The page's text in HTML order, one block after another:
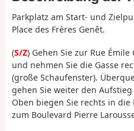
Parkplatz am Start- und
Place des Frères Genêt.
(S/Z) Gehen Sie zur Rue
und nehmen Sie die Gasse
(große Schaufenster).
gehen Sie weiter den
Oben biegen Sie rechts in die
zum Boulevard Pierre